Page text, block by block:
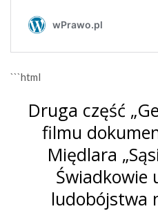
```html
Druga część
filmu
Międlara
Świadkowie
ludobójstwa